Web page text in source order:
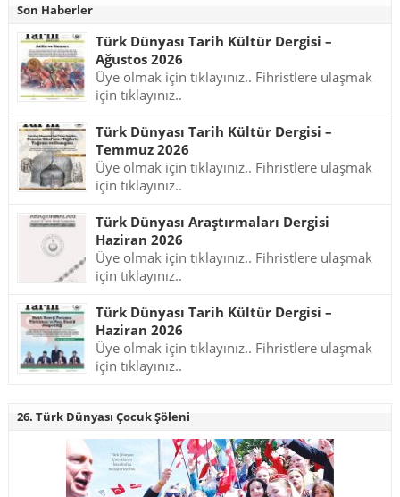
Son Haberler
Türk Dünyası Tarih Kültür Dergisi –
Ağustos 2026
Üye olmak için tıklayınız.. Fihristlere ulaşmak
için tıklayınız..
Türk Dünyası Tarih Kültür Dergisi –
Temmuz 2026
Üye olmak için tıklayınız.. Fihristlere ulaşmak
için tıklayınız..
Türk Dünyası Araştırmaları Dergisi
Haziran 2026
Üye olmak için tıklayınız.. Fihristlere ulaşmak
için tıklayınız..
Türk Dünyası Tarih Kültür Dergisi –
Haziran 2026
Üye olmak için tıklayınız.. Fihristlere ulaşmak
için tıklayınız..
26. Türk Dünyası Çocuk Şöleni